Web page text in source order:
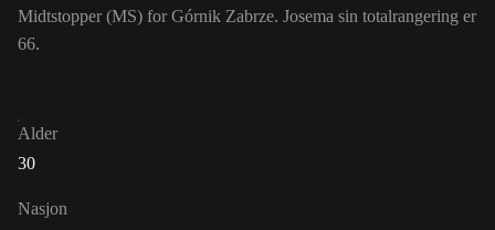
Midtstopper (MS) for Górnik Zabrze. Josema sin totalrangering er
66.
Alder
30
Nasjon